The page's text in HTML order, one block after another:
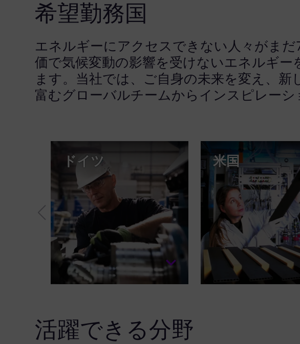
希望勤務国
エネルギーにアクセスできない人々がま
価で気候変動の影響を受けないエネルギ
ます。当社では、ご自身の未来を変え、
富むグローバルチームからインスピレーシ
ドイツ 米国
活躍できる分野